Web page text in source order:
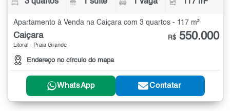
Apartamento à Venda na Caiçara com 3 quartos - 117 m²
Caiçara
Litoral - Praia Grande
Endereço no círculo do mapa
R$ 550.000
WhatsApp Contatar